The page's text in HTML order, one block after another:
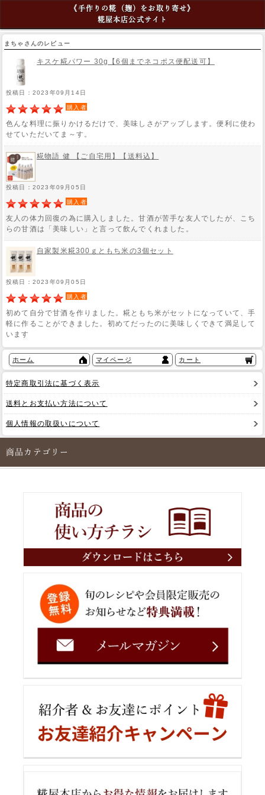
《手作りの糀（麹）をお取り寄せ》
糀屋本店公式サイト
まちゃさんのレビュー
キスケ糀パワー 30g【6個までネコポス便配送可】
投稿日：2023年09月14日
購入者
色んな料理に振りかけるだけで、美味しさがアップします。便利に使わ
せていただいてま～す。
糀物語 健 【ご自宅用】【送料込】
投稿日：2023年09月05日
購入者
友人の体力回復の為に購入しました。甘酒が苦手な友人でしたが、こち
らの甘酒は「美味しい」と言って飲んでくれました。
自家製米糀300ｇともち米の3個セット
投稿日：2023年09月05日
購入者
初めて自分で甘酒を作りました。糀ともち米がセットになっていて、手
軽に作ることができました。初めてだったのに美味しくできて満足して
います
ホーム マイページ カート
特定商取引法に基づく表示
送料とお支払い方法について
個人情報の取扱いについて
商品カテゴリー